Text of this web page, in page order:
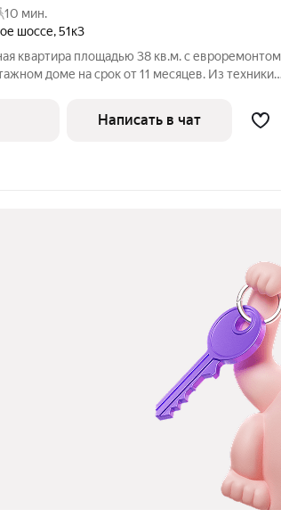
10 мин.
шоссе,51к3
квартира площадью 38 кв.м. с евроремонтом
доме на срок от 11 месяцев. Из техники
Посудомоечная машина Бойлер Микроволновка Дом - панельный,
Написать в чат